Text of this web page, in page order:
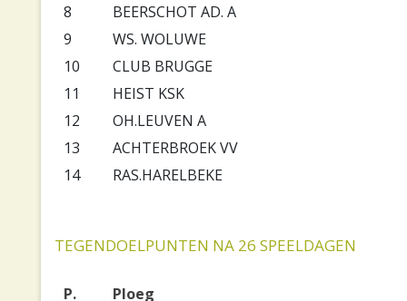
8
BEERSCHOT AD. A
9
WS. WOLUWE
10
CLUB BRUGGE
11
HEIST KSK
12
OH.LEUVEN A
13
ACHTERBROEK VV
14
RAS.HARELBEKE
TEGENDOELPUNTEN NA 26 SPEELDAGEN
P.
Ploeg